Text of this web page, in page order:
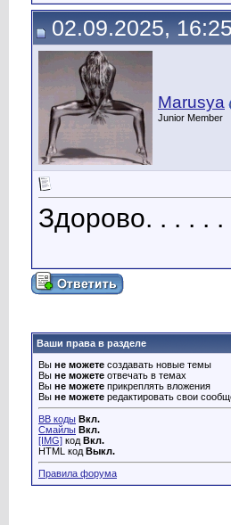
02.09.2025,
Marusya
Junior Member
Здорово. . . . . .
Ваши права в разделе
Вы не можете создавать новые темы
Вы не можете отвечать в темах
Вы не можете прикреплять вложения
Вы не можете редактировать свои
BB коды Вкл.
Смайлы Вкл.
[IMG] код Вкл.
HTML код Выкл.
Правила форума